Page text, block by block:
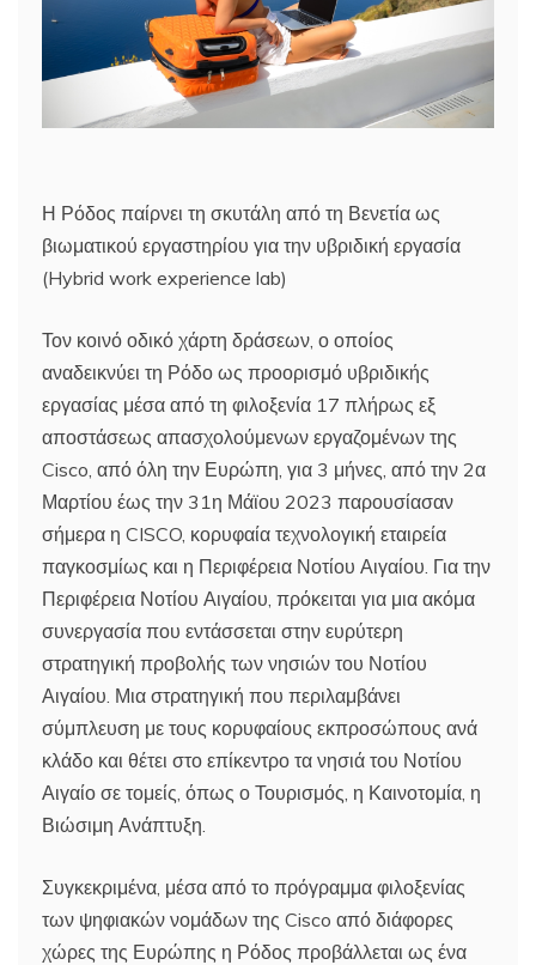
Η Ρόδος παίρνει τη σκυτάλη από τη Βενετία ως
βιωματικού εργαστηρίου για την υβριδική εργασία
(Hybrid work experience lab)
Τον κοινό οδικό χάρτη δράσεων, ο οποίος
αναδεικνύει τη Ρόδο ως προορισμό υβριδικής
εργασίας μέσα από τη φιλοξενία 17 πλήρως εξ
αποστάσεως απασχολούμενων εργαζομένων της
Cisco, από όλη την Ευρώπη, για 3 μήνες, από την 2α
Μαρτίου έως την 31η Μάϊου 2023 παρουσίασαν
σήμερα η CISCO, κορυφαία τεχνολογική εταιρεία
παγκοσμίως και η Περιφέρεια Νοτίου Αιγαίου. Για την
Περιφέρεια Νοτίου Αιγαίου, πρόκειται για μια ακόμα
συνεργασία που εντάσσεται στην ευρύτερη
στρατηγική προβολής των νησιών του Νοτίου
Αιγαίου. Μια στρατηγική που περιλαμβάνει
σύμπλευση με τους κορυφαίους εκπροσώπους ανά
κλάδο και θέτει στο επίκεντρο τα νησιά του Νοτίου
Αιγαίο σε τομείς, όπως ο Τουρισμός, η Καινοτομία, η
Βιώσιμη Ανάπτυξη.
Συγκεκριμένα, μέσα από το πρόγραμμα φιλοξενίας
των ψηφιακών νομάδων της Cisco από διάφορες
χώρες της Ευρώπης η Ρόδος προβάλλεται ως ένα